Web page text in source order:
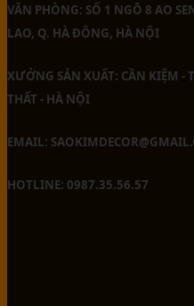
VĂN PHÒNG: SỐ 1 NGÕ 8 AO
LAO, Q. HÀ ĐÔNG, HÀ NỘI
XƯỞNG SẢN XUẤT: CẦN KIỆM -
THẤT - HÀ NỘI
EMAIL:
HOTLINE: 0987.35.56.57